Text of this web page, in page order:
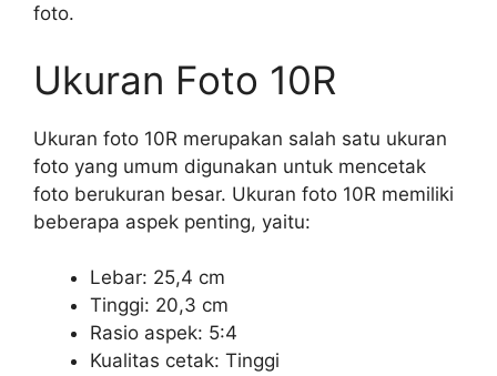
foto.
Ukuran Foto 10R
Ukuran foto 10R merupakan salah satu ukuran
foto yang umum digunakan untuk mencetak
foto berukuran besar. Ukuran foto 10R memiliki
beberapa aspek penting, yaitu:
Lebar: 25,4 cm
Tinggi: 20,3 cm
Rasio aspek: 5:4
Kualitas cetak: Tinggi